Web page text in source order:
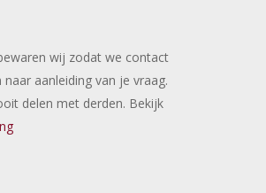
wij zodat we contact
aanleiding van je vraag.
delen met derden. Bekijk